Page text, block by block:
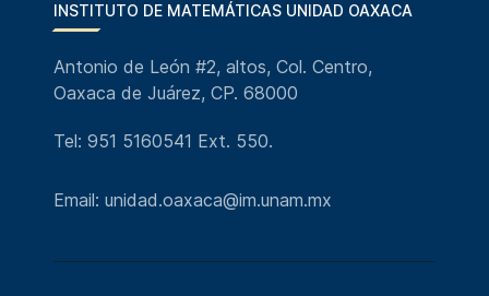
INSTITUTO DE MATEMÁTICAS UNIDAD OAXACA
Antonio de León #2, altos, Col. Centro,
Oaxaca de Juárez, CP. 68000
Tel: 951 5160541 Ext. 550.
Email: unidad.oaxaca@im.unam.mx